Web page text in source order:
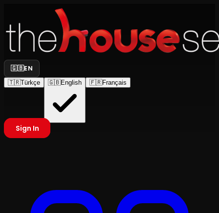
🇬🇧EN
🇹🇷Türkçe 🇬🇧English 🇫🇷Français
Sign In